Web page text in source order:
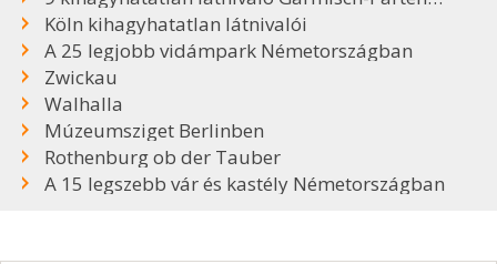
Köln kihagyhatatlan látnivalói
A 25 legjobb vidámpark Németországban
Zwickau
Walhalla
Múzeumsziget Berlinben
Rothenburg ob der Tauber
A 15 legszebb vár és kastély Németországban